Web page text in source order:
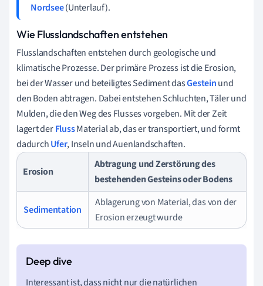
Nordsee(Unterlauf).
Wie Flusslandschaften entstehen
Flusslandschaften entstehen durch geologische und
klimatische Prozesse. Der primäre Prozess ist die Erosion,
bei der Wasser und beteiligtes Sediment dasGesteinund
den Boden abtragen. Dabei entstehen Schluchten, Täler und
Mulden, die den Weg des Flusses vorgeben. Mit der Zeit
lagert derFlussMaterial ab, das er transportiert, und formt
dadurchUfer, Inseln und Auenlandschaften.
Erosion
Abtragung und Zerstörung des
bestehenden Gesteins oder Bodens
Sedimentation
Ablagerung von Material, das von der
Erosion erzeugt wurde
Interessant ist, dass nicht nur die natürlichen